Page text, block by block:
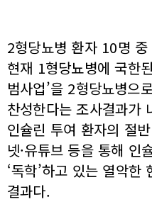
2형당뇨병 환자 10명
현재 1형당뇨병에 국한
범사업’을 2형당뇨병으
찬성한다는 조사결과가
인슐린 투여 환자의 절
넷·유튜브 등을 통해 인
‘독학’하고 있는 열악한
결과다.